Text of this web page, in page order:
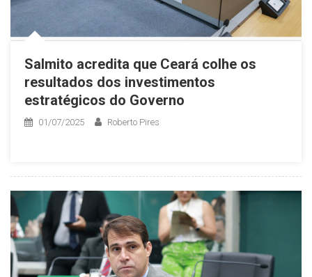
Salmito acredita que Ceará colhe os
resultados dos investimentos
estratégicos do Governo
01/07/2025 Roberto Pires